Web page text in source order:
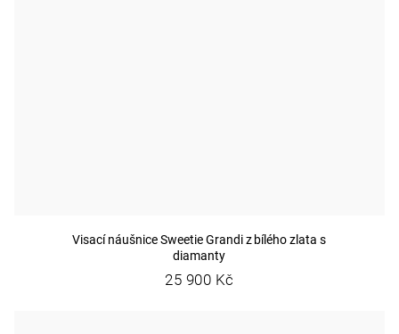
Visací náušnice Sweetie Grandi z bílého zlata s
diamanty
25 900 Kč